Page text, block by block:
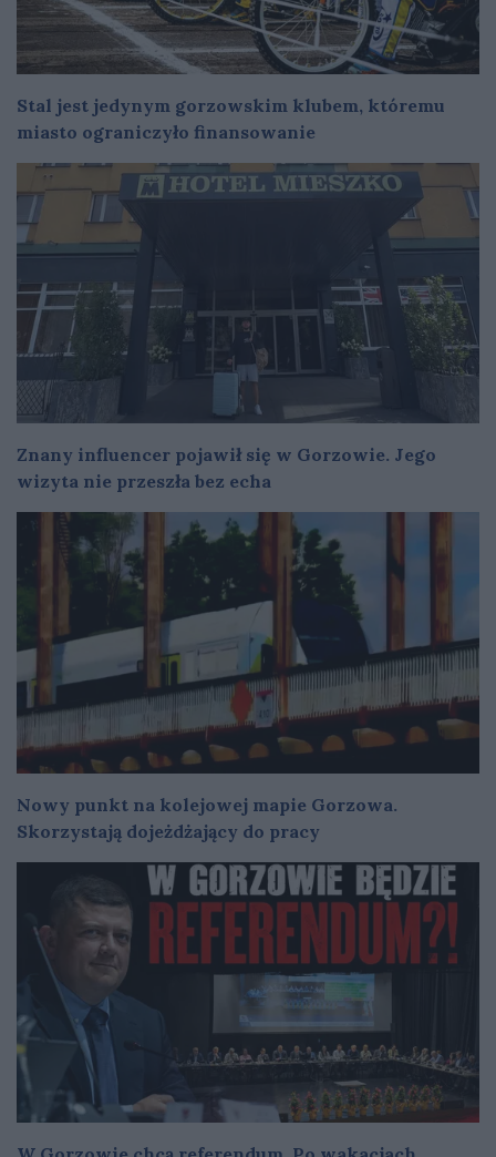
Stal jest jedynym gorzowskim klubem, któremu
miasto ograniczyło finansowanie
Znany influencer pojawił się w Gorzowie. Jego
wizyta nie przeszła bez echa
Nowy punkt na kolejowej mapie Gorzowa.
Skorzystają dojeżdżający do pracy